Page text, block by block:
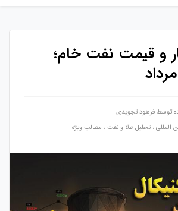
و قیمت نفت خام؛
توسط فرهود تجویدی
المللی، تحلیل طلا و نفت ، مطالب ویژه